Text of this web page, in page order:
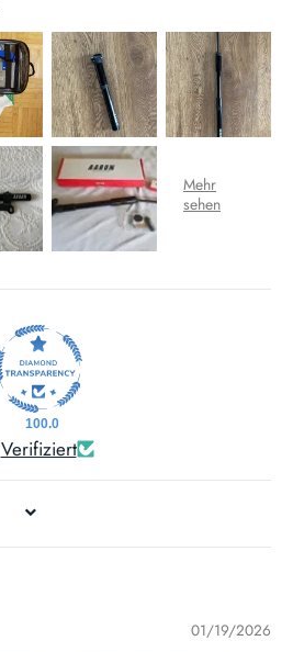
100.0
Verifiziert
01/19/2026